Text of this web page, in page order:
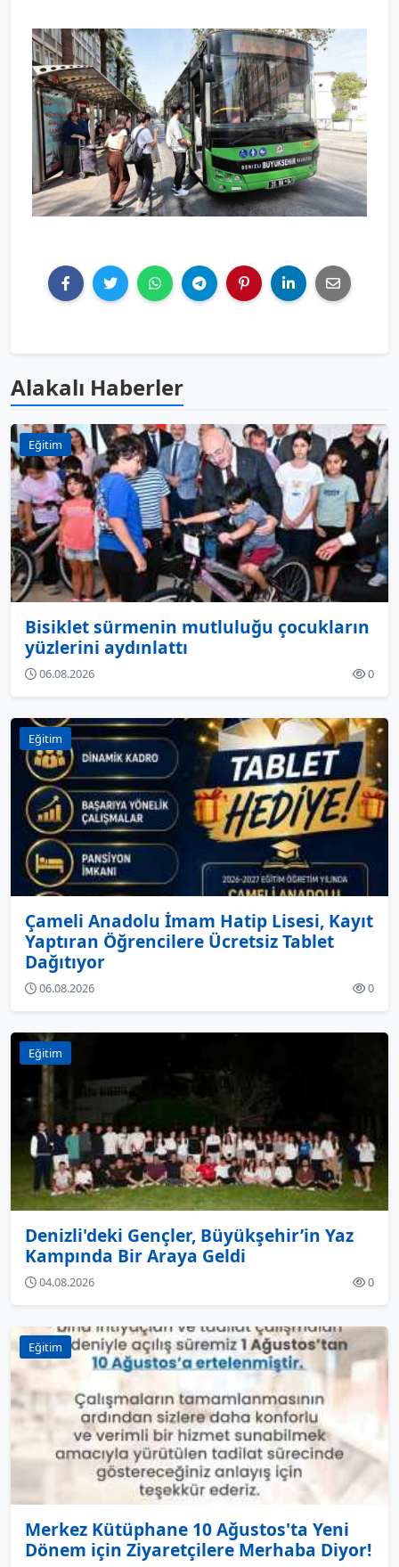
Alakalı Haberler
Eğitim
Bisiklet sürmenin mutluluğu çocukların
yüzlerini aydınlattı
06.08.2026 0
Eğitim
Çameli Anadolu İmam Hatip Lisesi, Kayıt
Yaptıran Öğrencilere Ücretsiz Tablet
Dağıtıyor
06.08.2026 0
Eğitim
Denizli'deki Gençler, Büyükşehir’in Yaz
Kampında Bir Araya Geldi
04.08.2026 0
Eğitim
Merkez Kütüphane 10 Ağustos'ta Yeni
Dönem için Ziyaretçilere Merhaba Diyor!